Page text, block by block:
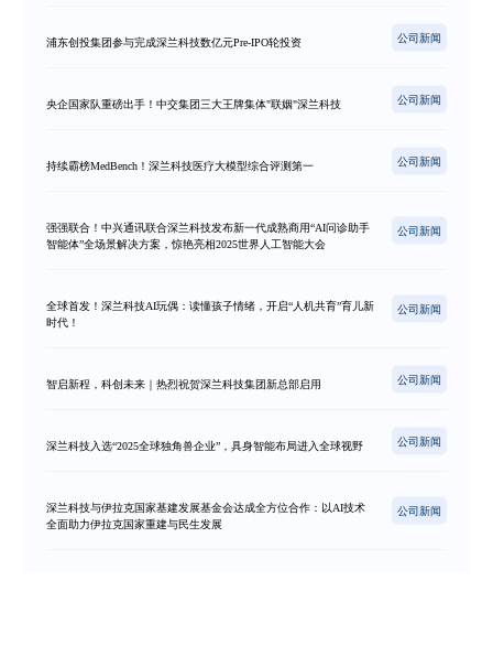
浦东创投集团参与完成深兰科技数亿元Pre-IPO轮投资 公司新闻
央企国家队重磅出手！中交集团三大王牌集体"联姻"深兰科技 公司新闻
持续霸榜MedBench！深兰科技医疗大模型综合评测第一 公司新闻
强强联合！中兴通讯联合深兰科技发布新一代成熟商用“AI问诊助手
智能体”全场景解决方案，惊艳亮相2025世界人工智能大会
公司新闻
全球首发！深兰科技AI玩偶：读懂孩子情绪，开启“人机共育”育儿新
时代！
公司新闻
智启新程，科创未来｜热烈祝贺深兰科技集团新总部启用 公司新闻
深兰科技入选“2025全球独角兽企业”，具身智能布局进入全球视野 公司新闻
深兰科技与伊拉克国家基建发展基金会达成全方位合作：以AI技术
全面助力伊拉克国家重建与民生发展
公司新闻